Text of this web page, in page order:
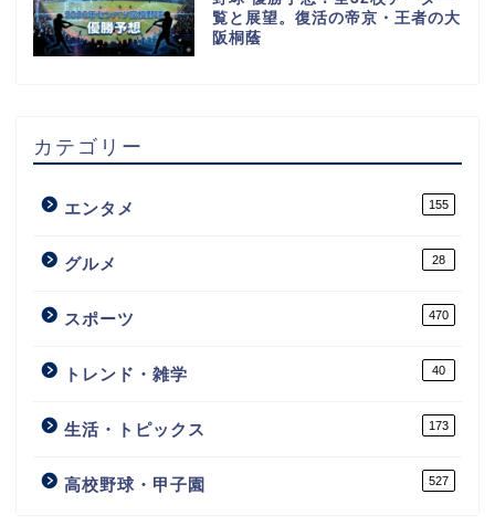
覧と展望。復活の帝京・王者の大
阪桐蔭
カテゴリー
エンタメ 155
グルメ 28
スポーツ 470
トレンド・雑学 40
生活・トピックス 173
高校野球・甲子園 527